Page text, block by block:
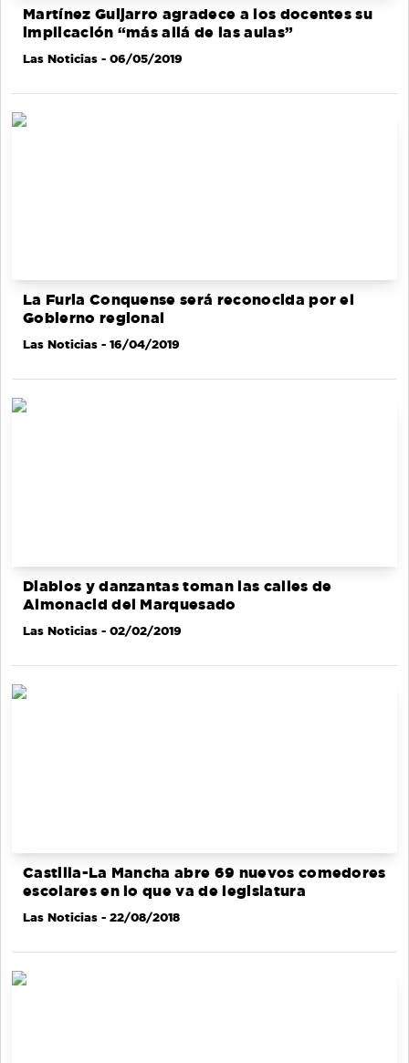
Martínez Guijarro agradece a los docentes su
implicación “más allá de las aulas”
Las Noticias - 06/05/2019
La Furia Conquense será reconocida por el
Gobierno regional
Las Noticias - 16/04/2019
Diablos y danzantas toman las calles de
Almonacid del Marquesado
Las Noticias - 02/02/2019
Castilla-La Mancha abre 69 nuevos comedores
escolares en lo que va de legislatura
Las Noticias - 22/08/2018